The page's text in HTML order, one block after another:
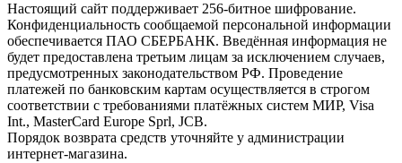
Настоящий сайт поддерживает 256-битное шифрование.
Конфиденциальность сообщаемой персональной информации
обеспечивается ПАО СБЕРБАНК. Введённая информация не
будет предоставлена третьим лицам за исключением случаев,
предусмотренных законодательством РФ. Проведение
платежей по банковским картам осуществляется в строгом
соответствии с требованиями платёжных систем МИР, Visa
Int., MasterCard Europe Sprl, JCB.
Порядок возврата средств уточняйте у администрации
интернет-магазина.